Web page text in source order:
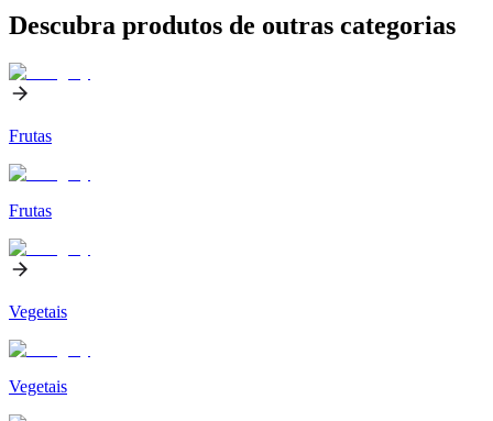
Descubra produtos de outras categorias
Frutas
Frutas
Vegetais
Vegetais